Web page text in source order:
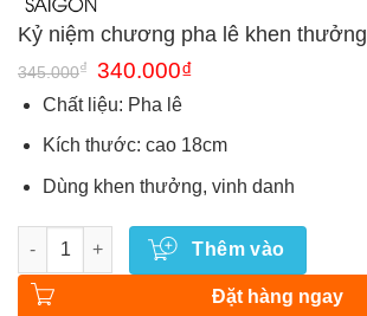
Kỷ niệm chương pha lê khen thưởng
345.000₫
Giá
gốc
là:
345.000₫.
340.000₫
Chất liệu: Pha lê
Kích thước: cao 18cm
Dùng khen thưởng, vinh danh
Số lượng
Thêm vào
Đặt hàng ngay